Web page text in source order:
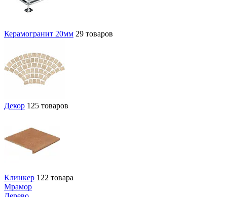
Керамогранит 20мм 29 товаров
Декор 125 товаров
Клинкер 122 товара
Мрамор